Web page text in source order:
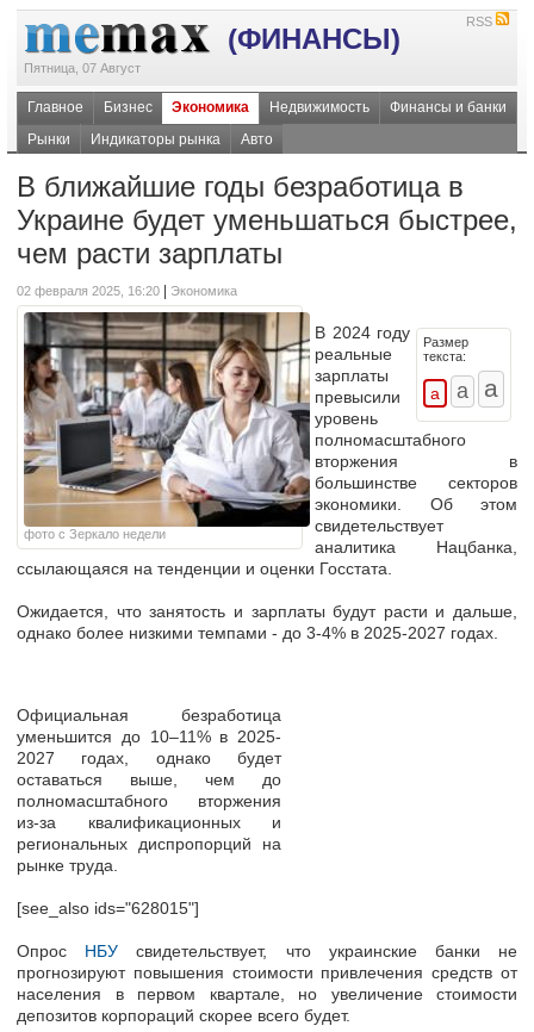
(ФИНАНСЫ)
Пятница, 07 Август
RSS
Главное Бизнес Экономика Недвижимость
Финансы и банки
Рынки
Индикаторы рынка Авто
В ближайшие годы безработица в
Украине будет уменьшаться быстрее,
чем расти зарплаты
02 февраля 2025, 16:20 Экономика
фото с Зеркало недели
Размер
текста:
В 2024 году
реальные
зарплаты
превысили
уровень
полномасштабного
вторжения в
большинстве секторов
экономики. Об этом
свидетельствует
аналитика Нацбанка,
ссылающаяся на тенденции и оценки Госстата.
Ожидается, что занятость и зарплаты будут расти и дальше,
однако более низкими темпами - до 3-4% в 2025-2027 годах.
Официальная безработица
уменьшится до 10–11% в 2025-
2027 годах, однако будет
оставаться выше, чем до
полномасштабного вторжения
из-за квалификационных и
региональных диспропорций на
рынке труда.
[see_also ids="628015"]
Опрос НБУ свидетельствует, что украинские банки не
прогнозируют повышения стоимости привлечения средств от
населения в первом квартале, но увеличение стоимости
депозитов корпораций скорее всего будет.